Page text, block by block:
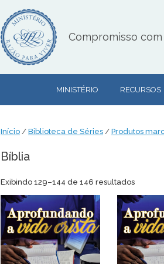
Compromisso
MINISTÉRIO RECURSOS
Início / Biblioteca de Séries / Produtos
Bíblia
Exibindo 129–144 de 146 resultados
mais
recente